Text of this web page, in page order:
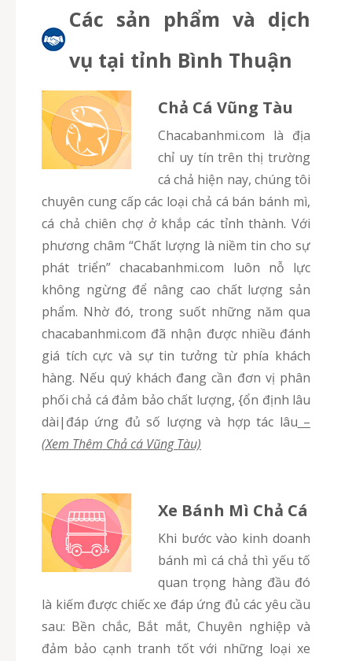
Các sản phẩm và dịch
vụ tại tỉnh Bình Thuận
Chả Cá Vũng Tàu
chacabanhmi.com là địa
chỉ uy tín trên thị trường
cá chả hiện nay, chúng tôi
chuyên cung cấp các loại chả cá bán bánh mì,
cá chả chiên chợ ở khắp các tỉnh thành. Với
phương châm “Chất lượng là niềm tin cho sự
phát triển” chacabanhmi.com luôn nỗ lực
không ngừng để nâng cao chất lượng sản
phẩm. Nhờ đó, trong suốt những năm qua
chacabanhmi.com đã nhận được nhiều đánh
giá tích cực và sự tin tưởng từ phía khách
hàng. Nếu quý khách đang cần đơn vị phân
phối chả cá đảm bảo chất lượng, {ổn định lâu
dài|đáp ứng đủ số lượng và hợp tác lâu –
(Xem Thêm Chả cá Vũng Tàu)
Xe Bánh Mì Chả Cá
Khi bước vào kinh doanh
bánh mì cá chả thì yếu tố
quan trọng hàng đầu đó
là kiếm được chiếc xe đáp ứng đủ các yêu cầu
sau: Bền chắc, Bắt mắt, Chuyên nghiệp và
đảm bảo cạnh tranh tốt với những loại xe